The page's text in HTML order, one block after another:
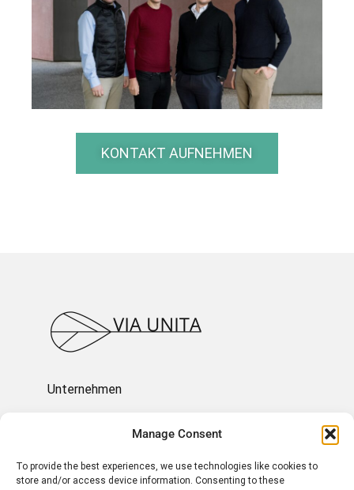
Manage Consent
To provide the best experiences, we use technologies like cookies to
store and/or access device information. Consenting to these
KONTAKT AUFNEHMEN
Unternehmen
Über uns